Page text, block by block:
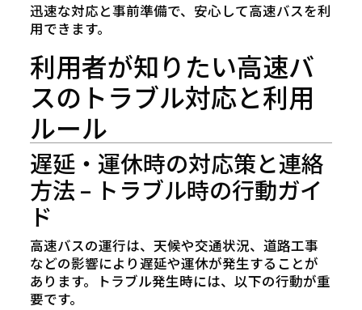
迅速な対応と事前準備で、安心して高速バスを利
用できます。
利用者が知りたい高速バ
スのトラブル対応と利用
ルール
遅延・運休時の対応策と連絡
方法 – トラブル時の行動ガイ
ド
高速バスの運行は、天候や交通状況、道路工事
などの影響により遅延や運休が発生することが
あります。トラブル発生時には、以下の行動が重
要です。